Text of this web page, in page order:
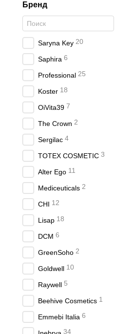
Бренд
Saryna Key 20
Saphira 6
Professional 25
Koster 18
OiVita39 7
The Crown 2
Sergilac 4
TOTEX COSMETIC 3
Alter Ego 11
Mediceuticals 2
CHI 12
Lisap 18
DCM 6
GreenSoho 2
Goldwell 10
Raywell 5
Beehive Cosmetics 1
Emmebi Italia 6
34